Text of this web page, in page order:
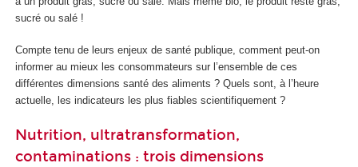
sucré ou salé !
Compte tenu de leurs enjeux de santé publique, comment peut-on
informer au mieux les consommateurs sur l’ensemble de ces
différentes dimensions santé des aliments ? Quels sont, à l’heure
actuelle, les indicateurs les plus fiables scientifiquement ?
Nutrition, ultratransformation,
contaminations : trois dimensions